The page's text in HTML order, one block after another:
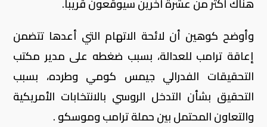
وأوضح كوهين أن لائحة الاتهام التي أعدها تتضمن
إعاقة ترامب للعدالة، بسبب ضغطه على مدير مكتب
التحقيقات الفدرالي جيمس كومي وطرده، بسبب
التحقيق بشأن التدخل الروسي بالانتخابات الأمريكية
والتعاون المحتمل بين حملة ترامب وموسكو .